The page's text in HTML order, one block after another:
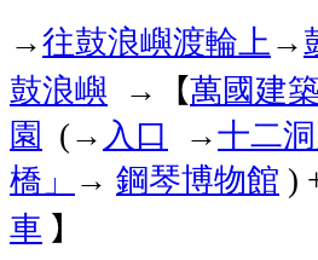
→往鼓浪嶼渡輪上→
鼓浪嶼 → 【萬國建築
園 (→ 入口 →十二
橋」 → 鋼琴博物館 )
車 】